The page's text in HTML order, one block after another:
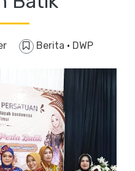
Berita · DWP